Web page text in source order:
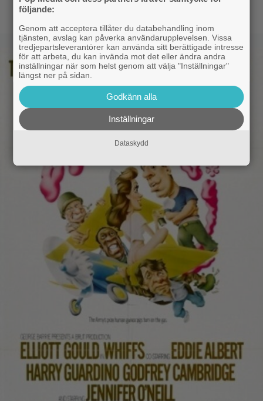
följande:
Genom att acceptera tillåter du databehandling inom
tjänsten, avslag kan påverka användarupplevelsen. Vissa
tredjepartsleverantörer kan använda sitt berättigade intresse
för att arbeta, du kan invända mot det eller ändra andra
inställningar när som helst genom att välja "Inställningar"
längst ner på sidan.
Godkänn alla
Inställningar
Dataskydd